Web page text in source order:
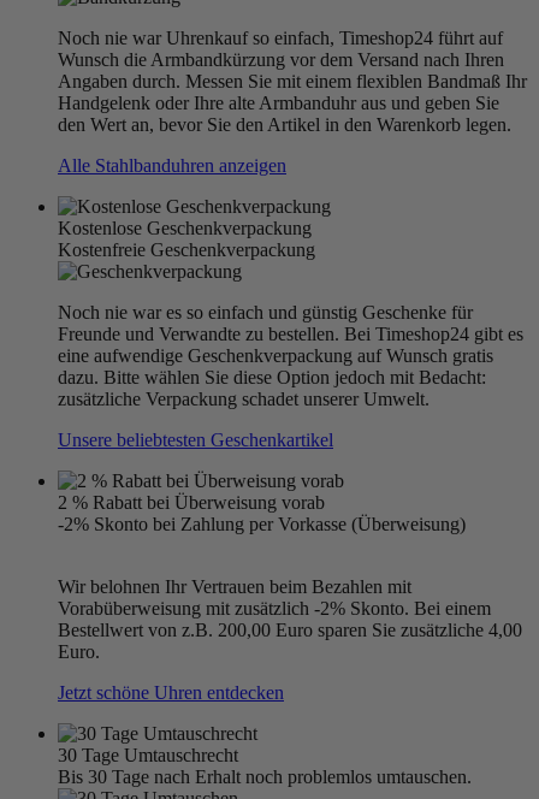
Noch nie war Uhrenkauf so einfach, Timeshop24 führt auf
Wunsch die Armbandkürzung vor dem Versand nach Ihren
Angaben durch. Messen Sie mit einem flexiblen Bandmaß Ihr
Handgelenk oder Ihre alte Armbanduhr aus und geben Sie
den Wert an, bevor Sie den Artikel in den Warenkorb legen.
Alle Stahlbanduhren anzeigen
Kostenlose Geschenkverpackung
Kostenfreie Geschenkverpackung
Noch nie war es so einfach und günstig Geschenke für
Freunde und Verwandte zu bestellen. Bei Timeshop24 gibt es
eine aufwendige Geschenkverpackung auf Wunsch gratis
dazu. Bitte wählen Sie diese Option jedoch mit Bedacht:
zusätzliche Verpackung schadet unserer Umwelt.
Unsere beliebtesten Geschenkartikel
2 % Rabatt bei Überweisung vorab
-2% Skonto bei Zahlung per Vorkasse (Überweisung)
Wir belohnen Ihr Vertrauen beim Bezahlen mit
Vorabüberweisung mit zusätzlich -2% Skonto. Bei einem
Bestellwert von z.B. 200,00 Euro sparen Sie zusätzliche 4,00
Euro.
Jetzt schöne Uhren entdecken
30 Tage Umtauschrecht
Bis 30 Tage nach Erhalt noch problemlos umtauschen.